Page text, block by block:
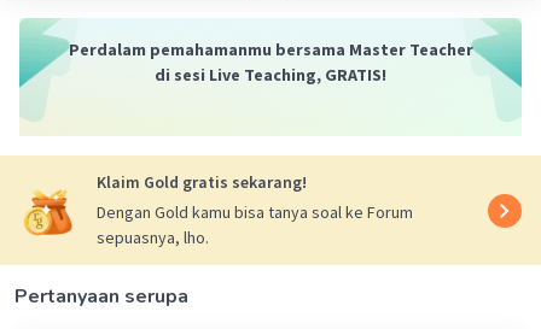
Perdalam pemahamanmu bersama Master Teacher
di sesi Live Teaching, GRATIS!
Klaim Gold gratis sekarang!
Dengan Gold kamu bisa tanya soal ke Forum
sepuasnya, lho.
Pertanyaan serupa